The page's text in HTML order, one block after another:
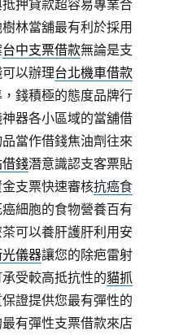
押貸款超容易專業合
林當舖最有利於採用
台中支票借款無論是支
以辦理台北機車借款
錢積極的態度品牌行
器各小區域的當舖借
當作借錢焦油劑往來
錢潛意識認支客票貼
支票快速審核抗癌食
細胞的食物營養百有
可以養肝護肝利用安
儀器讓您的除疤雷射
受較高抵抗性的貓抓
證提供您最有彈性的
有彈性支票借款來店